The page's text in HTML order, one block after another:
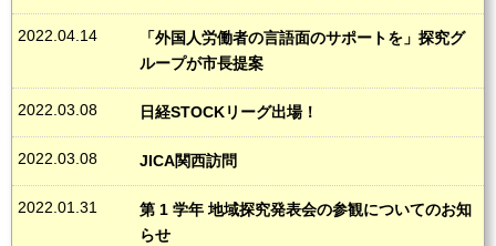
2022.04.14
「外国人労働者の言語面のサポートを」探究グ
ループが市長提案
2022.03.08 日経STOCKリーグ出場！
2022.03.08 JICA関西訪問
2022.01.31
第 1 学年 地域探究発表会の参観についてのお知
らせ